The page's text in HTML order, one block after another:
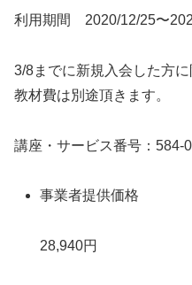
利用期間 2020/12/25〜
3/8までに新規入会した方
教材費は別途頂きます。
講座・サービス番号：584-
事業者提供価格
28,940円